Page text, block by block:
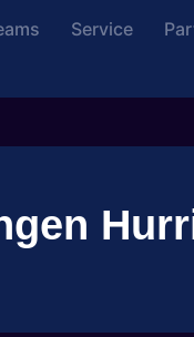
Service